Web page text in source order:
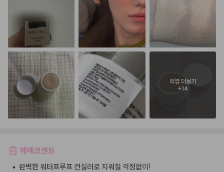
리뷰 더보기
+14
헤메코멘트
• 완벽한 워터프루프 컨실러로 지워질 걱정없이!